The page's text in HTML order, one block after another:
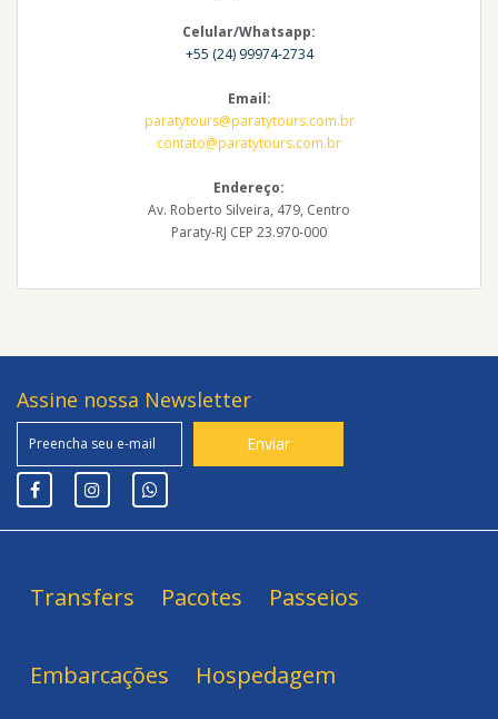
Celular/Whatsapp:
+55 (24) 99974-2734
Email:
paratytours@paratytours.com.br
contato@paratytours.com.br
Endereço:
Av. Roberto Silveira, 479, Centro
Paraty-RJ CEP 23.970-000
Assine nossa Newsletter
Transfers Pacotes Passeios
Embarcações Hospedagem